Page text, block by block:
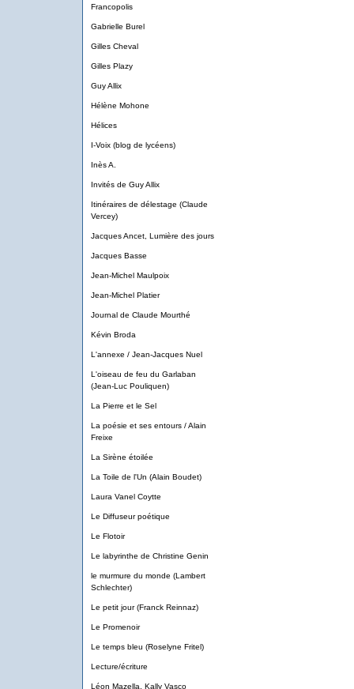
Francopolis
Gabrielle Burel
Gilles Cheval
Gilles Plazy
Guy Allix
Hélène Mohone
Hélices
I-Voix (blog de lycéens)
Inès A.
Invités de Guy Allix
Itinéraires de délestage (Claude
Vercey)
Jacques Ancet, Lumière des jours
Jacques Basse
Jean-Michel Maulpoix
Jean-Michel Platier
Journal de Claude Mourthé
Kévin Broda
L'annexe / Jean-Jacques Nuel
L'oiseau de feu du Garlaban
(Jean-Luc Pouliquen)
La Pierre et le Sel
La poésie et ses entours / Alain
Freixe
La Sirène étoilée
La Toile de l'Un (Alain Boudet)
Laura Vanel Coytte
Le Diffuseur poétique
Le Flotoir
Le labyrinthe de Christine Genin
le murmure du monde (Lambert
Schlechter)
Le petit jour (Franck Reinnaz)
Le Promenoir
Le temps bleu (Roselyne Fritel)
Lecture/écriture
Léon Mazella, Kally Vasco